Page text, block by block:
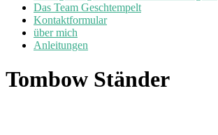
Das Team Geschtempelt
Kontaktformular
über mich
Anleitungen
Tombow Ständer